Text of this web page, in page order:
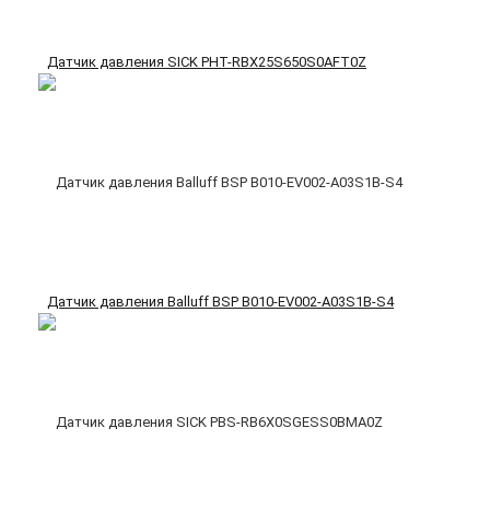
Датчик давления SICK PHT-RBX25S650S0AFT0Z
Датчик давления Balluff BSP B010-EV002-A03S1B-S4